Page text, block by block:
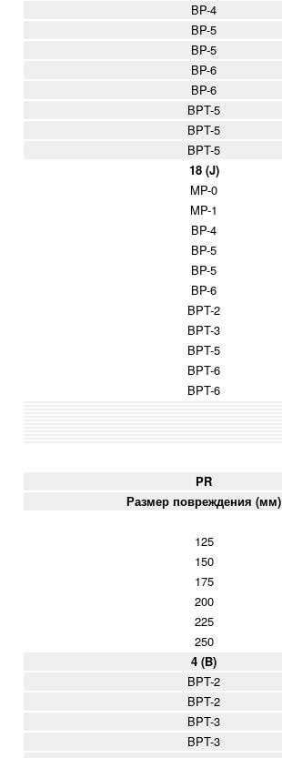
BP-4
BP-5
BP-5
BP-6
BP-6
BPT-5
BPT-5
BPT-5
18 (J)
MP-0
MP-1
BP-4
BP-5
BP-5
BP-6
BPT-2
BPT-3
BPT-5
BPT-6
BPT-6
PR
Размер повреждения (мм)
125
150
175
200
225
250
4 (B)
BPT-2
BPT-2
BPT-3
BPT-3